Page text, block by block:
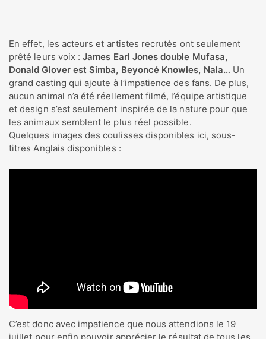
En effet, les acteurs et artistes recrutés ont seulement
prêté leurs voix :James Earl Jones double Mufasa,
Donald Glover est Simba, Beyoncé Knowles, Nala… Un
grand casting qui ajoute à l’impatience des fans. De plus,
aucun animal n’a été réellement filmé, l’équipe artistique
et design s’est seulement inspirée de la nature pour que
les animaux semblent le plus réel possible.
Quelques images des coulisses disponibles ici, sous-
titres Anglais disponibles :
C’est donc avec impatience que nous attendions le 19
juillet pour enfin pouvoir apprécier le résultat de tous les